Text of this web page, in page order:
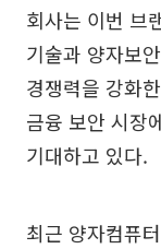
회사는 이번 브
기술과 양자보
경쟁력을 강화
금융 보안 시장
기대하고 있다.
최근 양자컴퓨